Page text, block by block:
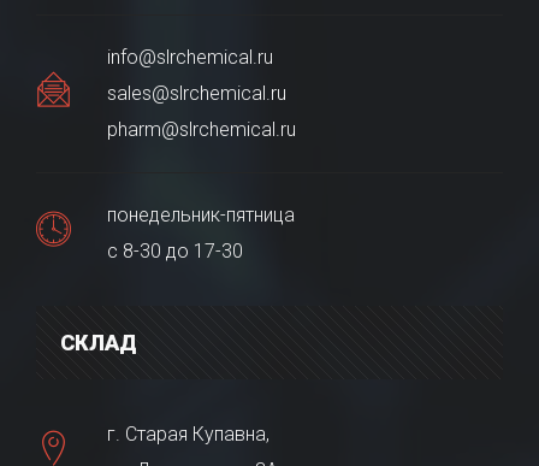
info@slrchemical.ru
sales@slrchemical.ru
pharm@slrchemical.ru
понедельник-пятница
с 8-30 до 17-30
СКЛАД
г. Старая Купавна,